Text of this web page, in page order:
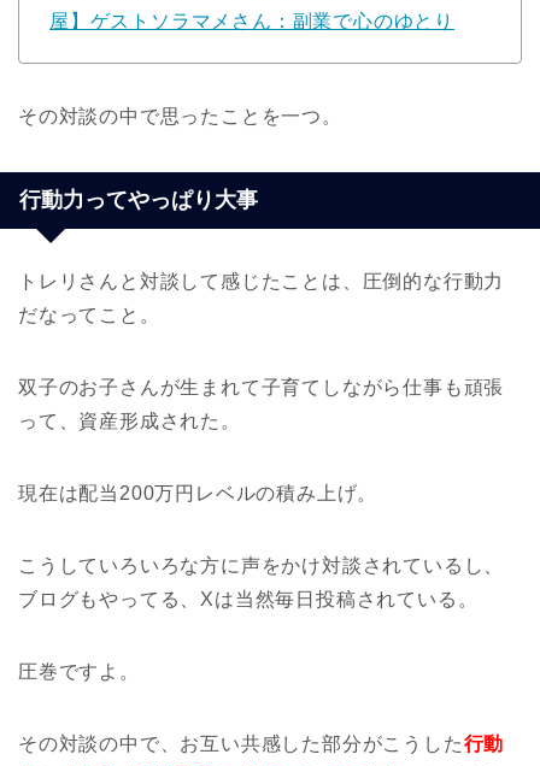
屋】ゲストソラマメさん：副業で心のゆとり
その対談の中で思ったことを一つ。
行動力ってやっぱり大事
トレリさんと対談して感じたことは、圧倒的な行動力
だなってこと。
双子のお子さんが生まれて子育てしながら仕事も頑張
って、資産形成された。
現在は配当200万円レベルの積み上げ。
こうしていろいろな方に声をかけ対談されているし、
ブログもやってる、Xは当然毎日投稿されている。
圧巻ですよ。
その対談の中で、お互い共感した部分がこうした行動